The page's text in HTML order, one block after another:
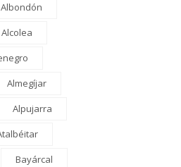
Albondón
Alcolea
Almegíjar
Alpujarra
Bayárcal